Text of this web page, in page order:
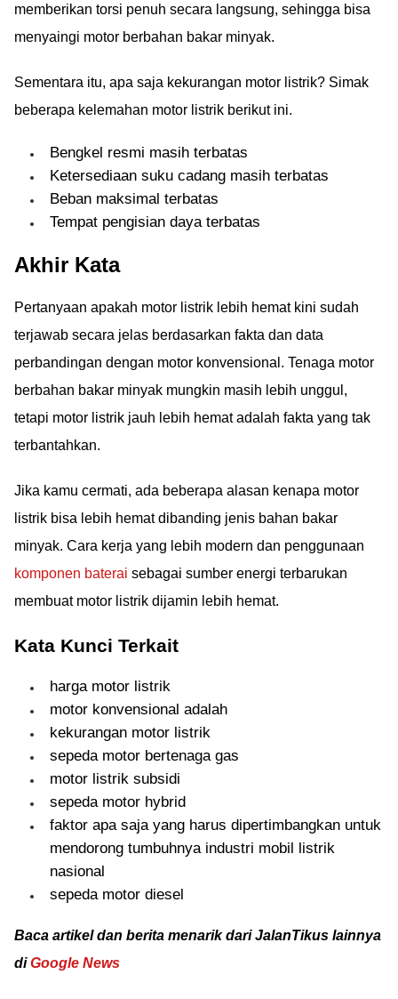
memberikan torsi penuh secara langsung, sehingga bisa
menyaingi motor berbahan bakar minyak.
Sementara itu, apa saja kekurangan motor listrik? Simak
beberapa kelemahan motor listrik berikut ini.
Bengkel resmi masih terbatas
Ketersediaan suku cadang masih terbatas
Beban maksimal terbatas
Tempat pengisian daya terbatas
Akhir Kata
Pertanyaan apakah motor listrik lebih hemat kini sudah
terjawab secara jelas berdasarkan fakta dan data
perbandingan dengan motor konvensional. Tenaga motor
berbahan bakar minyak mungkin masih lebih unggul,
tetapi motor listrik jauh lebih hemat adalah fakta yang tak
terbantahkan.
Jika kamu cermati, ada beberapa alasan kenapa motor
listrik bisa lebih hemat dibanding jenis bahan bakar
minyak. Cara kerja yang lebih modern dan penggunaan
komponen baterai sebagai sumber energi terbarukan
membuat motor listrik dijamin lebih hemat.
Kata Kunci Terkait
harga motor listrik
motor konvensional adalah
kekurangan motor listrik
sepeda motor bertenaga gas
motor listrik subsidi
sepeda motor hybrid
faktor apa saja yang harus dipertimbangkan untuk
mendorong tumbuhnya industri mobil listrik
nasional
sepeda motor diesel
Baca artikel dan berita menarik dari JalanTikus lainnya
diGoogle News